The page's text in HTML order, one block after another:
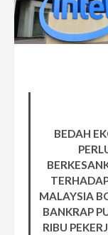
BEDAH
MALAYSIA
BANKRAP
RIBU